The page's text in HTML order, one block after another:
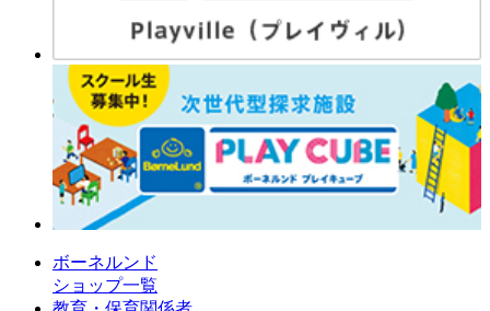
ボーネルンド
ショップ一覧